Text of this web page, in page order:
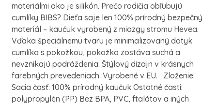
materiálmi ako je silikón. Prečo rodičia obľubujú
cumlíky BIBS? Dieťa saje len 100% prírodný bezpečný
materiál – kaučuk vyrobený z miazgy stromu Hevea.
Vďaka špeciálnemu tvaru je minimalizovaný dotyk
cumlíka s pokožkou, pokožka zostáva suchá a
nevznikajú podráždenia. Štýlový dizajn v krásnych
farebných prevedeniach. Vyrobené v EU. Zloženie:
Sacia časť: 100% prírodný kaučuk Ostatné časti:
polypropylén (PP) Bez BPA, PVC, ftalátov a iných